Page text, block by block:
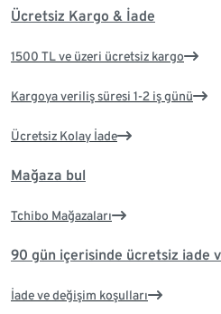
Ücretsiz Kargo & İade
1500 TL ve üzeri ücretsiz kargo
Kargoya veriliş süresi 1-2 iş günü
Ücretsiz Kolay İade
Mağaza bul
Tchibo Mağazaları
90 gün içerisinde ücretsiz iade
İade ve değişim koşulları